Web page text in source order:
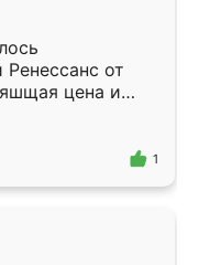
от
цена и
Приехавший
самый
1